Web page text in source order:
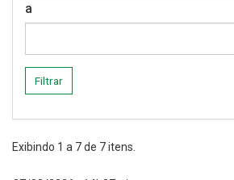
a
Filtrar
Exibindo 1 a 7de 7itens.